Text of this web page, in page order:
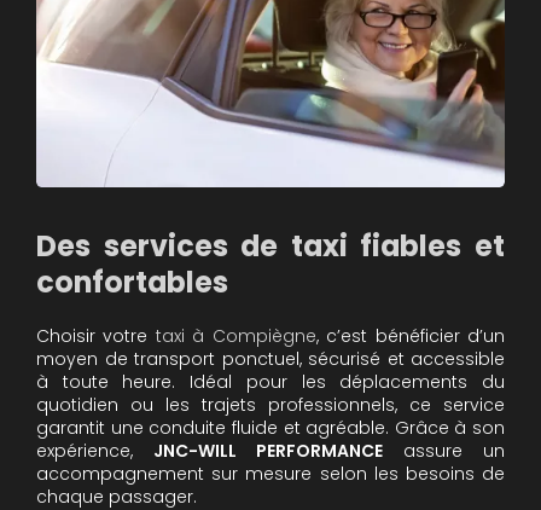
Des services de taxi fiables et
confortables
Choisir votre taxi à Compiègne, c’est bénéficier d’un
moyen de transport ponctuel, sécurisé et accessible
à toute heure. Idéal pour les déplacements du
quotidien ou les trajets professionnels, ce service
garantit une conduite fluide et agréable. Grâce à son
expérience, JNC-WILL PERFORMANCE assure un
accompagnement sur mesure selon les besoins de
chaque passager.